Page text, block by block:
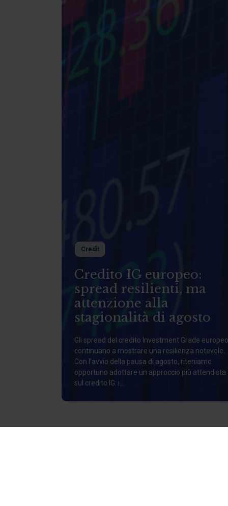
Credit
Credito IG europeo:
spread resilienti, ma
attenzione alla
stagionalità di agosto
Gli spread del credito Investment Grade europeo
continuano a mostrare una resilienza notevole.
Con l’avvio della pausa di agosto, riteniamo
opportuno adottare un approccio più attendista
sul credito IG: i...